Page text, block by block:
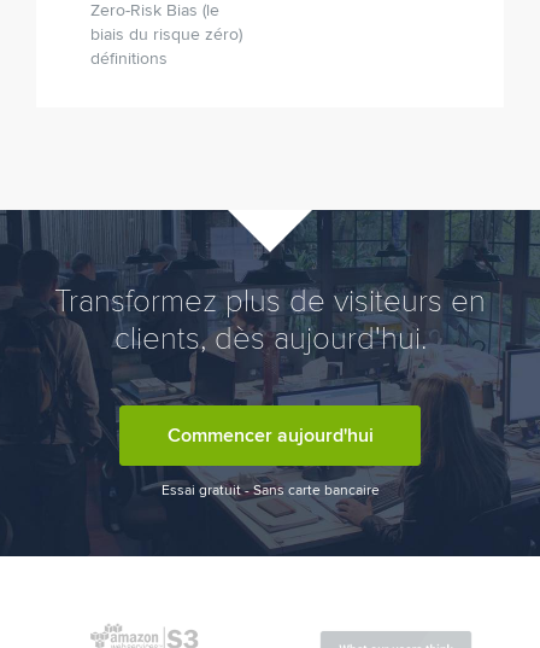
Zero-Risk Bias (le
biais du risque zéro)
définitions
Transformez plus de visiteurs en
clients, dès aujourd'hui.
Commencer aujourd'hui
Essai gratuit - Sans carte bancaire